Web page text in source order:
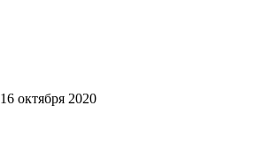
16 октября 2020